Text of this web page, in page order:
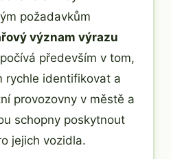
požadavkům
význam výrazu
především v tom,
rychle identifikovat a
provozovny v městě a
schopny poskytnout
jejich vozidla.